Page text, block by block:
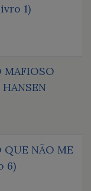
1)
MAFIOSO
QUE NÃO ME
6)